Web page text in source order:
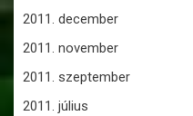
2011. december
2011. november
2011. szeptember
2011. július